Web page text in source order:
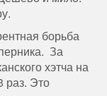
борьба
За
хэтча на
раз. Это